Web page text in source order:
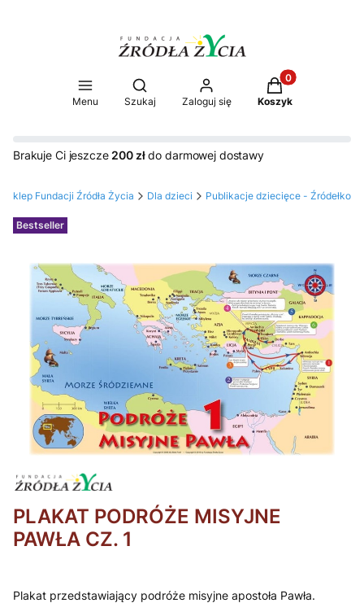
Menu
Otwórz wyszukiwarkę
Szukaj Zaloguj się
Produkty w
Koszyk
Brakuje Ci jeszcze 200 złdo darmowej dostawy
Sklep Fundacji Źródła Życia Dla dzieci Publikacje dziecięce - Źródełko
Etykiety
Bestseller
PLAKAT PODRÓŻE MISYJNE
PAWŁA CZ. 1
Plakat przedstawiający podróże misyjne apostoła Pawła.